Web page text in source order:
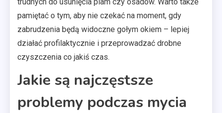
pamiętać o tym, aby nie czekać na moment, gdy
zabrudzenia będą widoczne gołym okiem – lepiej
działać profilaktycznie i przeprowadzać drobne
czyszczenia co jakiś czas.
Jakie są najczęstsze
problemy podczas mycia